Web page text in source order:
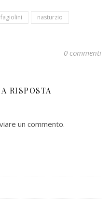
fagiolini
nasturzio
0 commenti
RISPOSTA
un commento.